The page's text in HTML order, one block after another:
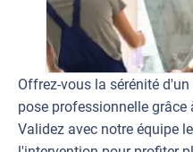
Offrez-vous la sérénité
pose professionnelle grâce
Validez avec notre équipe